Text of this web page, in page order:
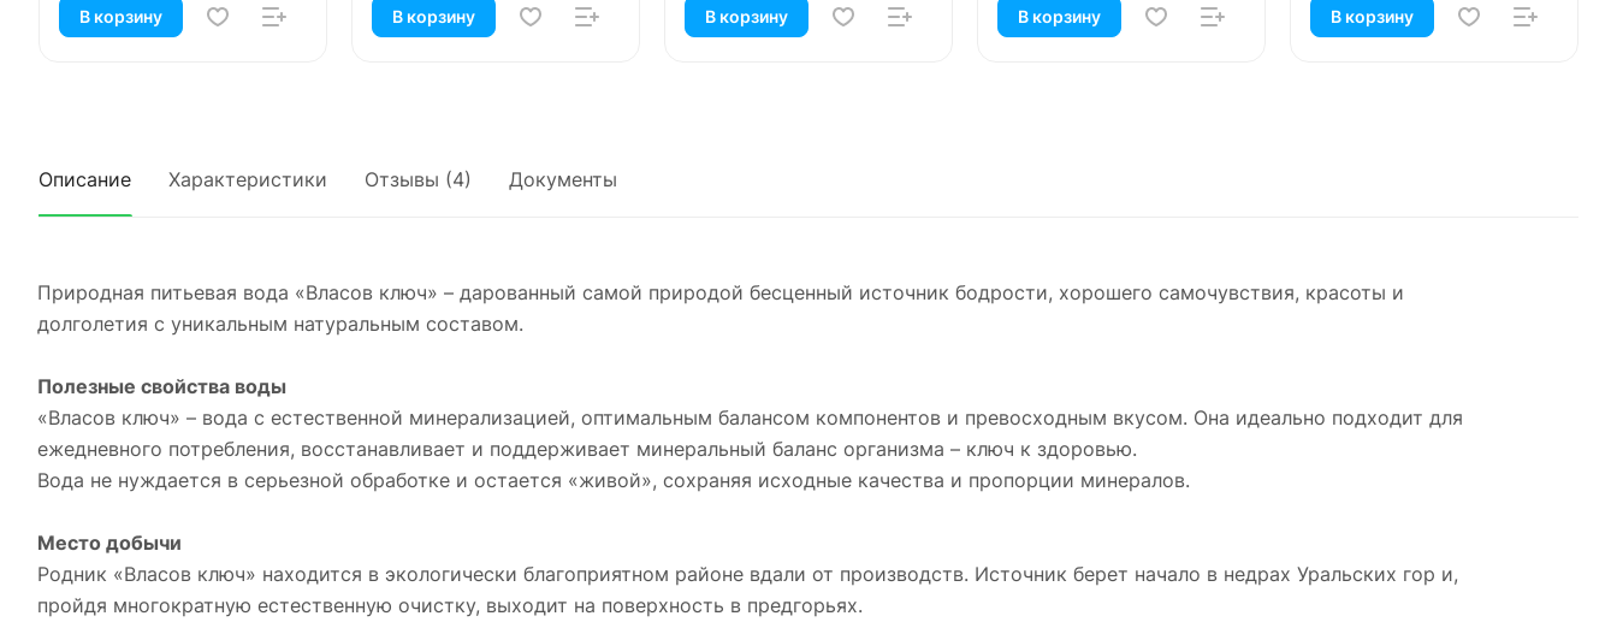
В корзину В корзину В корзину В корзину В корзину
Описание Характеристики Отзывы (4) Документы
Природная питьевая вода «Власов ключ» – дарованный самой природой бесценный источник бодрости, хорошего самочувствия, красоты и
долголетия с уникальным натуральным составом.
Полезные свойства воды
«Власов ключ» – вода с естественной минерализацией, оптимальным балансом компонентов и превосходным вкусом. Она идеально подходит для
ежедневного потребления, восстанавливает и поддерживает минеральный баланс организма – ключ к здоровью.
Вода не нуждается в серьезной обработке и остается «живой», сохраняя исходные качества и пропорции минералов.
Место добычи
Родник «Власов ключ» находится в экологически благоприятном районе вдали от производств. Источник берет начало в недрах Уральских гор и,
пройдя многократную естественную очистку, выходит на поверхность в предгорьях.